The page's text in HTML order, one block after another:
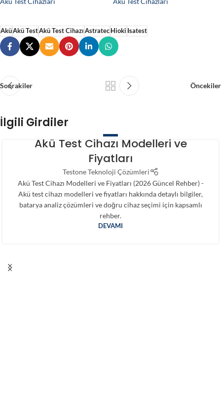
AküAkü TestAkü Test Cihazı AstratecHioki Isatest
Sonrakiler Öncekiler
İlgili Girdiler
Akü Test Cihazı Modelleri ve
Fiyatları
Testone Teknoloji Çözümleri
Akü Test Cihazı Modelleri ve Fiyatları (2026 Güncel Rehber) -
Akü test cihazı modelleri ve fiyatları hakkında detaylı bilgiler,
batarya analiz çözümleri ve doğru cihaz seçimi için kapsamlı
rehber.
DEVAMI